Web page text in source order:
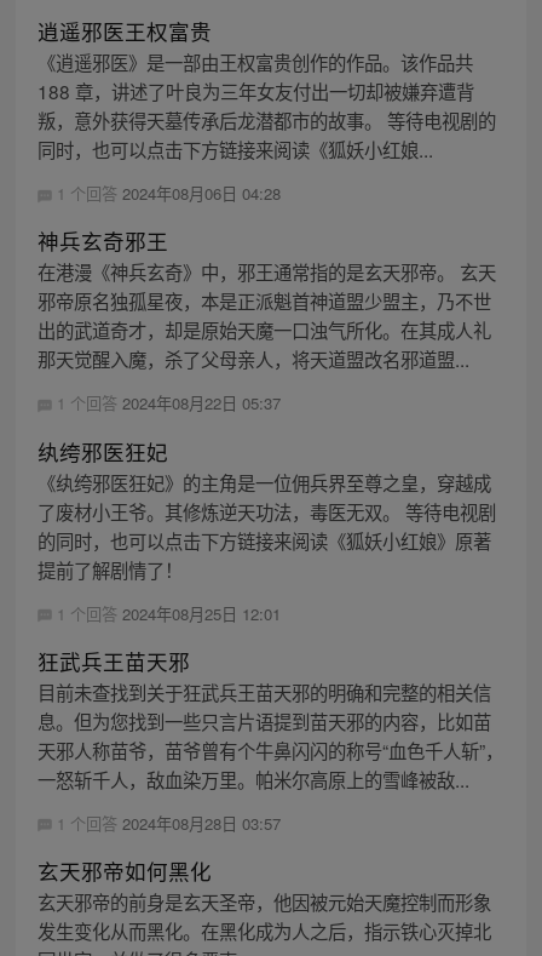
逍遥邪医王权富贵
《逍遥邪医》是一部由王权富贵创作的作品。该作品共
188 章，讲述了叶良为三年女友付出一切却被嫌弃遭背
叛，意外获得天墓传承后龙潜都市的故事。 等待电视剧的
同时，也可以点击下方链接来阅读《狐妖小红娘...
1 个回答 2024年08月06日 04:28
神兵玄奇邪王
在港漫《神兵玄奇》中，邪王通常指的是玄天邪帝。 玄天
邪帝原名独孤星夜，本是正派魁首神道盟少盟主，乃不世
出的武道奇才，却是原始天魔一口浊气所化。在其成人礼
那天觉醒入魔，杀了父母亲人，将天道盟改名邪道盟...
1 个回答 2024年08月22日 05:37
纨绔邪医狂妃
《纨绔邪医狂妃》的主角是一位佣兵界至尊之皇，穿越成
了废材小王爷。其修炼逆天功法，毒医无双。 等待电视剧
的同时，也可以点击下方链接来阅读《狐妖小红娘》原著
提前了解剧情了！
1 个回答 2024年08月25日 12:01
狂武兵王苗天邪
目前未查找到关于狂武兵王苗天邪的明确和完整的相关信
息。但为您找到一些只言片语提到苗天邪的内容，比如苗
天邪人称苗爷，苗爷曾有个牛鼻闪闪的称号“血色千人斩”，
一怒斩千人，敌血染万里。帕米尔高原上的雪峰被敌...
1 个回答 2024年08月28日 03:57
玄天邪帝如何黑化
玄天邪帝的前身是玄天圣帝，他因被元始天魔控制而形象
发生变化从而黑化。在黑化成为人之后，指示铁心灭掉北